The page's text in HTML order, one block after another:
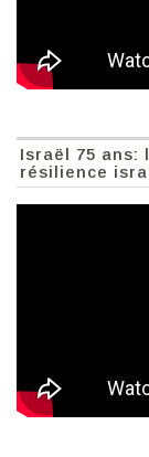
Israël 75 ans:
résilience